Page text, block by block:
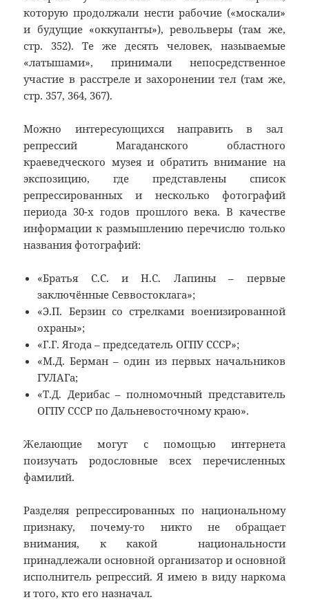
которую продолжали нести рабочие («москали»
и будущие «оккупанты»), револьверы (там же,
стр. 352). Те же десять человек, называемые
«латышами», принимали непосредственное
участие в расстреле и захоронении тел (там же,
стр. 357, 364, 367).
Можно интересующихся направить в зал
репрессий Магаданского областного
краеведческого музея и обратить внимание на
экспозицию, где представлены список
репрессированных и несколько фотографий
периода 30-х годов прошлого века. В качестве
информации к размышлению перечислю только
названия фотографий:
«Братья С.С. и Н.С. Лапины – первые
заключённые Севвостоклага»;
«Э.П. Берзин со стрелками военизированной
охраны»;
«Г.Г. Ягода – председатель ОГПУ СССР»;
«М.Д. Берман – один из первых начальников
ГУЛАГа;
«Т.Д. Дерибас – полномочный представитель
ОГПУ СССР по Дальневосточному краю».
Желающие могут с помощью интернета
поизучать родословные всех перечисленных
фамилий.
Разделяя репрессированных по национальному
признаку, почему-то никто не обращает
внимания, к какой национальности
принадлежали основной организатор и основной
исполнитель репрессий. Я имею в виду наркома
и того, кто его назначал.